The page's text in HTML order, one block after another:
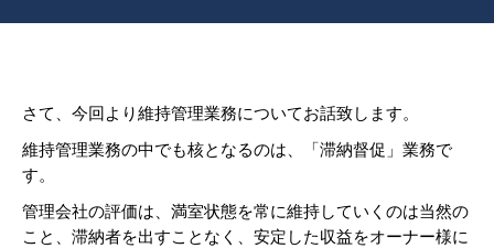
さて、今回より維持管理業務についてお話致します。
維持管理業務の中でも核となるのは、「滞納督促」業務で
す。
管理会社の評価は、満室状態を常に維持していくのは当然の
こと、滞納者を出すことなく、安定した収益をオーナー様に